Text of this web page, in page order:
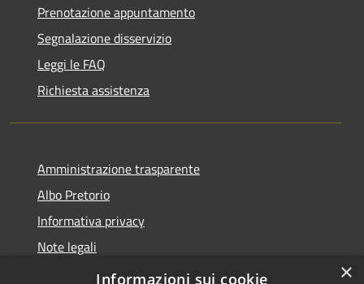
Prenotazione appuntamento
Segnalazione disservizio
Leggi le FAQ
Richiesta assistenza
Amministrazione trasparente
Albo Pretorio
Informativa privacy
Note legali
Dichiarazione di accessibilità
×
Informazioni sui cookie